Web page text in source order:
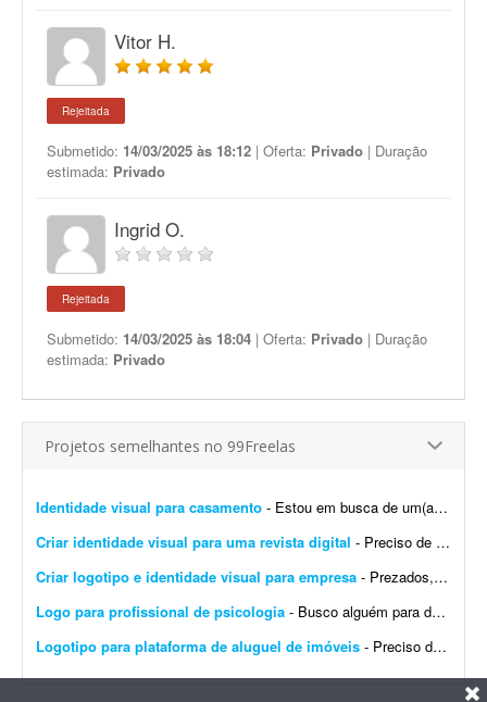
Vitor H.
Rejeitada
Submetido: 14/03/2025 às 18:12 | Oferta: Privado | Duração
estimada: Privado
Ingrid O.
Rejeitada
Submetido: 14/03/2025 às 18:04 | Oferta: Privado | Duração
estimada: Privado
Projetos semelhantes no 99Freelas
Identidade visual para casamento - Estou em busca de um(a) designer para desenvolver a identidade visual para o meu casamento. O estilo será inspirado no universo medieval/encantado; temos como referência O Senhor dos A...
Criar identidade visual para uma revista digital - Preciso de uma identidade visual para uma revista digital. Logo, destaques, materiais de apoio, como caneca, camisa, todo branding.
Criar logotipo e identidade visual para empresa - Prezados, tenho uma pessoa em mente para o trabalho e a direcionarei a este projeto. Trata-se da criação de logotipo e identidade visual para a empresa do agronegócio Agromation.
Logo para profissional de psicologia - Busco alguém para desenvolver uma identidade visual para meu instagram como profissional de psicologia.
Logotipo para plataforma de aluguel de imóveis - Preciso de um designer para produzir os arquivos finais de um logotipo já 100% definido. Não é um trabalho de criação ou conceito - o logotipo, as cores, a tipogr...